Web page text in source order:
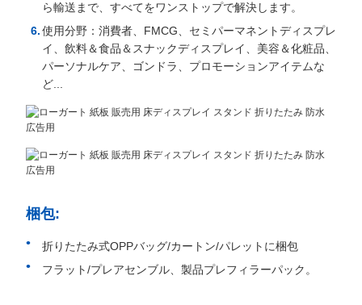
ら輸送まで、すべてをワンストップで解決します。
使用分野：消費者、FMCG、セミパーマネントディスプレ
イ、飲料＆食品＆スナックディスプレイ、美容＆化粧品、
パーソナルケア、ゴンドラ、プロモーションアイテムな
ど...
梱包:
折りたたみ式OPPバッグ/カートン/パレットに梱包
フラット/プレアセンブル、製品プレフィラーパック。